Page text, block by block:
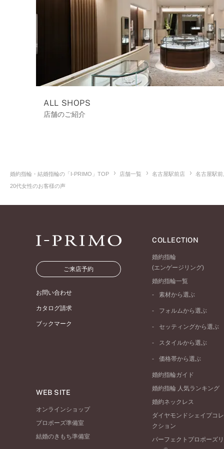
ALL SHOPS
店舗のご紹介
婚約指輪・結婚指輪の「I-PRIMO」TOP 店舗一覧 名古屋駅前店
名古屋駅
20代女性のお客様の声
ご来店予約
お問い合わせ
カタログ請求
ブックマーク
WEB SITE
オンラインショップ
プロポーズ準備室
結婚のきもち準備室
COLLECTION
婚約指輪
(エンゲージリング)
婚約指輪一覧
素材から選ぶ
プラチナ
ピンクゴールド
ペールブラウンゴール
フォルムから選ぶ
ストレートライン
V字ライン
セッティングから選ぶ
ソリテール
ダブルサイドメレ
ラインメレ
スタイルから選ぶ
シンプル
モード
エレガント
ゴージャス
価格帯から選ぶ
50万円台～
20万円台～
10万円台～
婚約指輪ガイド
婚約指輪 人気ランキング
婚約ネックレス
ダイヤモンドシェイプコレ
クション
パーフェクトプロポーズリ